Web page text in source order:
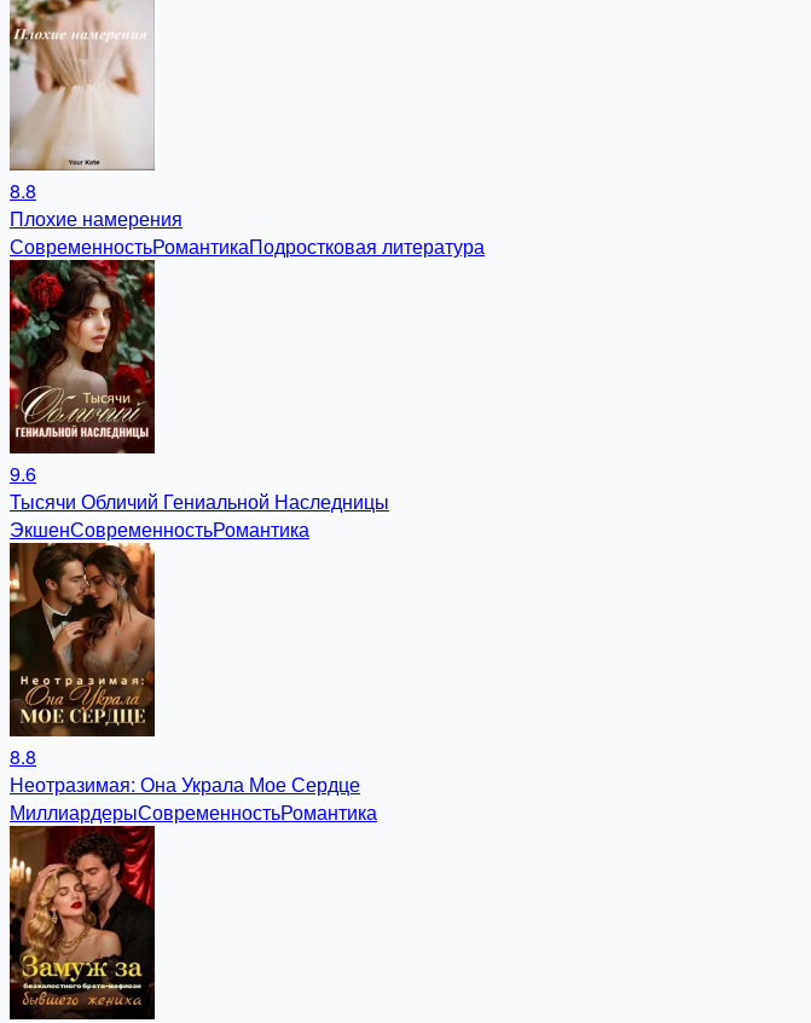
8.8
Плохие намерения
СовременностьРомантикаПодростковая литература
9.6
Тысячи Обличий Гениальной Наследницы
ЭкшенСовременностьРомантика
8.8
Неотразимая: Она Украла Мое Сердце
МиллиардерыСовременностьРомантика